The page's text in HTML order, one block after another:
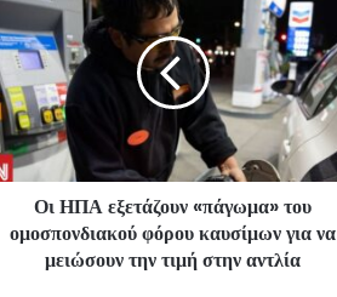
Οι ΗΠΑ εξετάζουν «πάγωμα» του
ομοσπονδιακού φόρου καυσίμων για να
μειώσουν την τιμή στην αντλία